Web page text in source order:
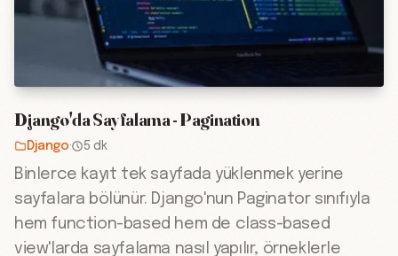
Django'da Sayfalama - Pagination
Django· 5 dk
Binlerce kayıt tek sayfada yüklenmek yerine
sayfalara bölünür. Django'nun Paginator sınıfıyla
hem function-based hem de class-based
view'larda sayfalama nasıl yapılır, örneklerle